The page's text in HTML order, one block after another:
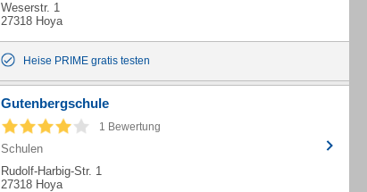
Weserstr. 1
27318 Hoya
Heise PRIME gratis testen
Gutenbergschule
1 Bewertung
Schulen
Rudolf-Harbig-Str. 1
27318 Hoya